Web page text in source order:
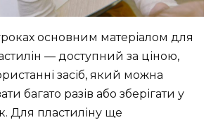
основним матеріалом для
— доступний за ціною,
засіб, який можна
багато разів або зберігати у
Для пластиліну ще